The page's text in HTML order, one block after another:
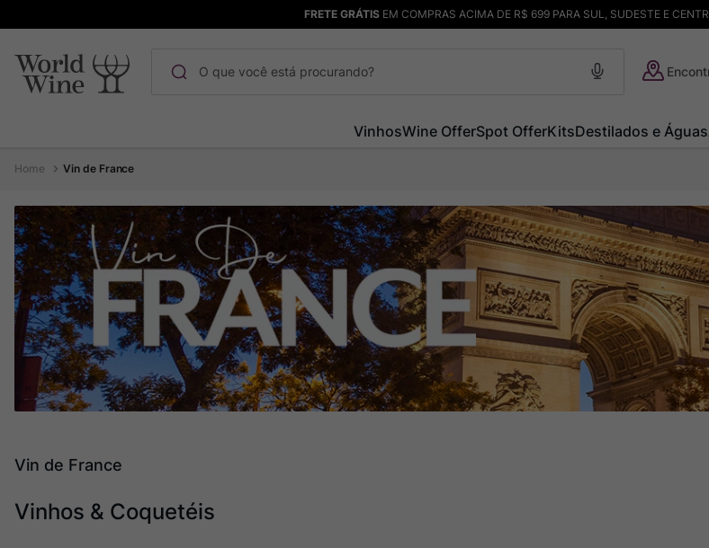
FRETE GRÁTISEM COMPRAS ACIMA DE R$ 699 PARA SUL, SUDESTE E
VinhosWine OfferSpot OfferKitsDestilados e Águas
Vin de France
Vin de France
Vinhos & Coquetéis
1º Maçanita
3 º Bodega Garzon
4º Garzon
5º Chablis
6 Barolo
Pacalet
8º Champagne
Rocim